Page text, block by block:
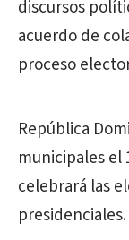
discursos
acuerdo de
proceso
República
municipales el
celebrará las
presidenciales.